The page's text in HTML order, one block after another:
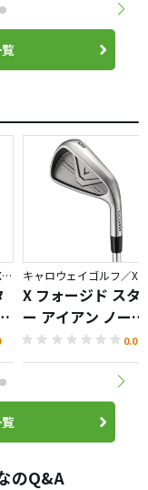
キャロウェイゴルフ／X FORGED
X フォージド スタ
ー アイアン ノーメ
ッキバージョン 0.0
のQ&A